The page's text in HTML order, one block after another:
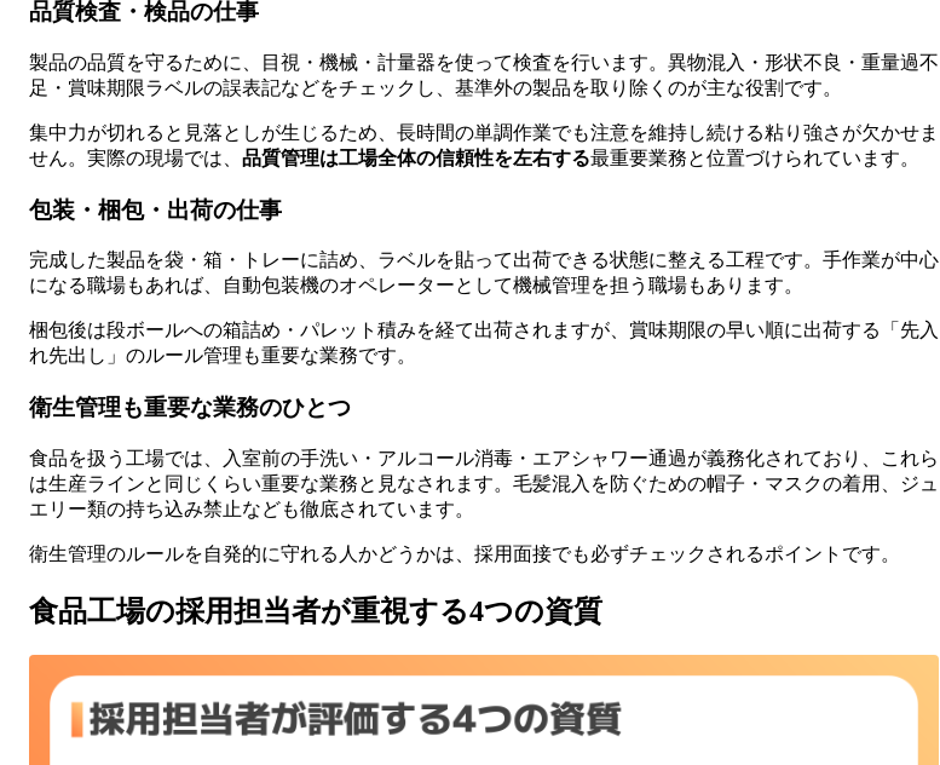
品質検査・検品の仕事
製品の品質を守るために、目視・機械・計量器を使って検査を行います。異物混入・形状不良・重量過不
足・賞味期限ラベルの誤表記などをチェックし、基準外の製品を取り除くのが主な役割です。
集中力が切れると見落としが生じるため、長時間の単調作業でも注意を維持し続ける粘り強さが欠かせま
せん。実際の現場では、 品質管理は工場全体の信頼性を左右する最重要業務と位置づけられています。
包装・梱包・出荷の仕事
完成した製品を袋・箱・トレーに詰め、ラベルを貼って出荷できる状態に整える工程です。手作業が中心
になる職場もあれば、自動包装機のオペレーターとして機械管理を担う職場もあります。
梱包後は段ボールへの箱詰め・パレット積みを経て出荷されますが、賞味期限の早い順に出荷する「先入
れ先出し」のルール管理も重要な業務です。
衛生管理も重要な業務のひとつ
食品を扱う工場では、入室前の手洗い・アルコール消毒・エアシャワー通過が義務化されており、これら
は生産ラインと同じくらい重要な業務と見なされます。毛髪混入を防ぐための帽子・マスクの着用、ジュ
エリー類の持ち込み禁止なども徹底されています。
衛生管理のルールを自発的に守れる人かどうかは、採用面接でも必ずチェックされるポイントです。
食品工場の採用担当者が重視する4つの資質